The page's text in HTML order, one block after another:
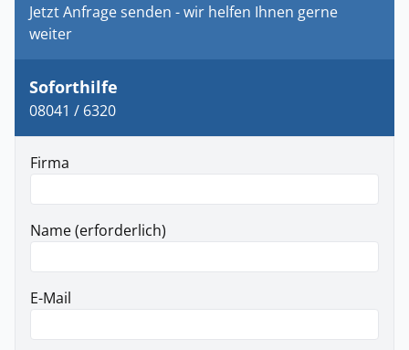
Jetzt Anfrage senden - wir helfen Ihnen gerne
weiter
Soforthilfe
08041 / 6320
Firma
Name (erforderlich)
E-Mail